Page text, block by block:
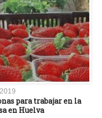
para trabajar en la
en Huelva